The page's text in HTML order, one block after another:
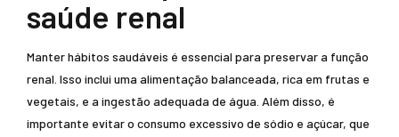
saúde renal
Manter hábitos saudáveis é essencial para preservar a função
renal. Isso inclui uma alimentação balanceada, rica em frutas e
vegetais, e a ingestão adequada de água. Além disso, é
importante evitar o consumo excessivo de sódio e açúcar, que